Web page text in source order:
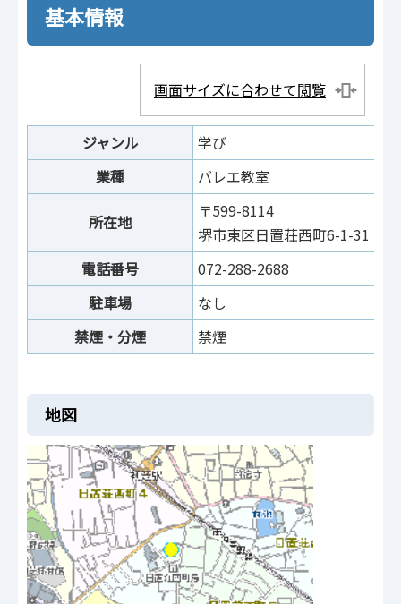
基本情報
画面サイズに合わせて閲覧
ジャンル
学び
業種
バレエ教室
所在地
〒599-8114
堺市東区日置荘西町6-1-31
電話番号
072-288-2688
駐車場
なし
禁煙・分煙
禁煙
地図